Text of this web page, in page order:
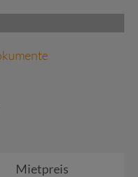
Mietpreis